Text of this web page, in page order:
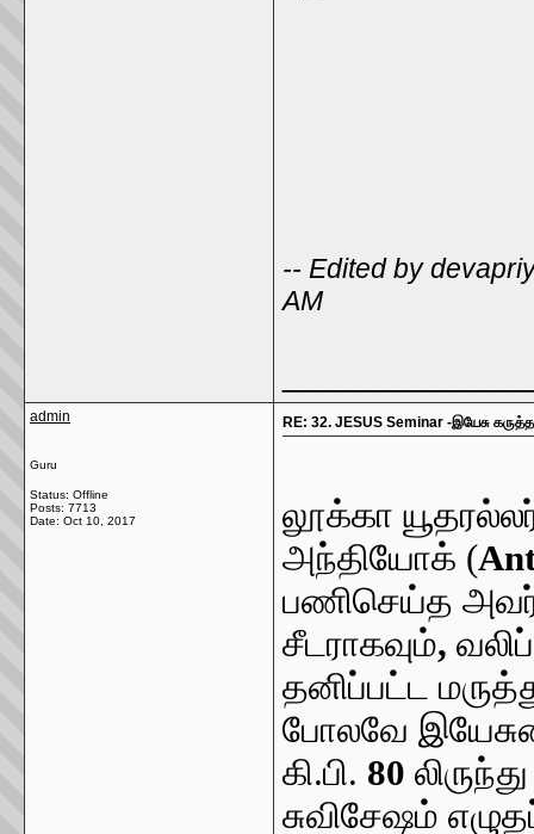
-- Edited by
AM
admin
Guru
Status: Offline
Posts: 7713
Date: Oct 10, 2017
RE: 32. JESUS Seminar -இயேசு
லூக்கா
அந்தியோக் (
பணிசெய்த
சீடராகவும்,
தனிப்பட்ட
போலவே
கி.பி. 80
சுவிசேஷம்